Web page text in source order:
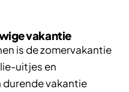
vakantie
is de zomervakantie
uitjes en
durende vakantie